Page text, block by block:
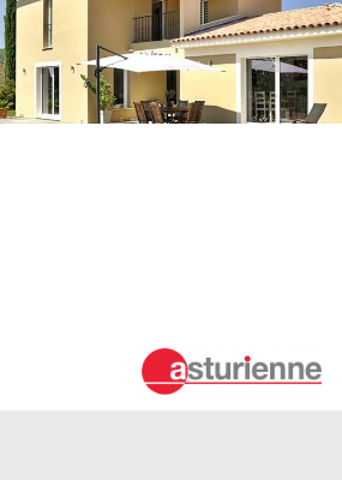
rénovation de façade dans tout le 33240.
rénovation complète de votre façade.
extérieurs, la peinture des façades, le
d’un savoir-faire incontesté, ravaleur à
Faire la peinture sur la façade permet à